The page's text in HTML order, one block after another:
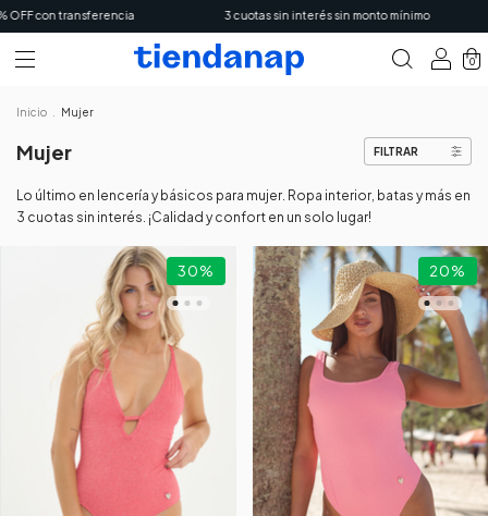
3 cuotas sin interés sin monto mínimo
0
Inicio Mujer
Mujer FILTRAR
Lo último en lencería y básicos para mujer. Ropa interior, batas y más en
3 cuotas sin interés. ¡Calidad y confort en un solo lugar!
30% 20%